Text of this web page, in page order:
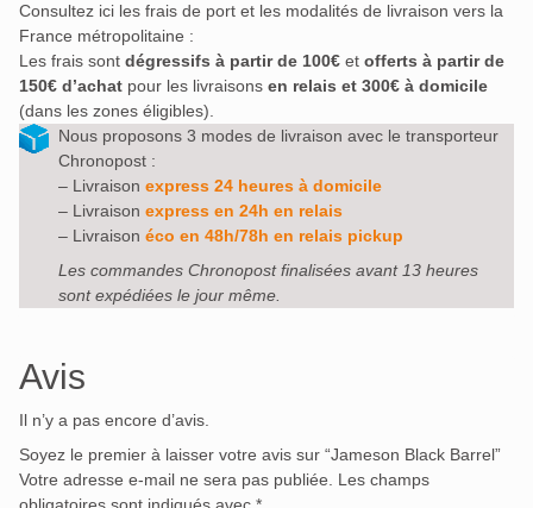
Consultez ici les frais de port et les modalités de livraison vers la
France métropolitaine :
Les frais sont dégressifs à partir de 100€ et offerts à partir de
150€ d’achat pour les livraisons en relais et 300€ à domicile
(dans les zones éligibles).
Nous proposons 3 modes de livraison avec le transporteur
Chronopost :
– Livraison express 24 heures à domicile
– Livraison express en 24h en relais
– Livraison éco en 48h/78h en relais pickup
Les commandes Chronopost finalisées avant 13 heures
sont expédiées le jour même.
Avis
Il n’y a pas encore d’avis.
Soyez le premier à laisser votre avis sur “Jameson Black Barrel”
Votre adresse e-mail ne sera pas publiée.
Les champs